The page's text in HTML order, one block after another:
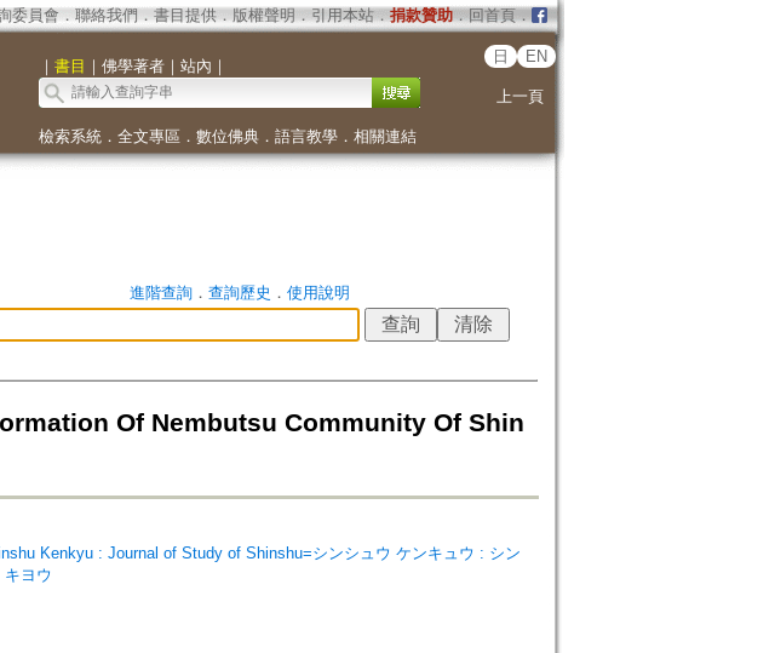
委員會． 聯絡我們 ． 書目提供． 版權聲明 ． 引用本站． 捐款贊助．回首頁．
｜ 書目 ｜ 佛學著者｜ 站內 ｜
日 EN
上一頁
檢索系統． 全文專區 ． 數位佛典． 語言教學． 相關連結
進階查詢． 查詢歷史 ． 使用說明
Of Nembutsu Community Of Shin
Kenkyu : Journal of Study of Shinshu=シンシュウ ケンキュウ : シン
ヨウ